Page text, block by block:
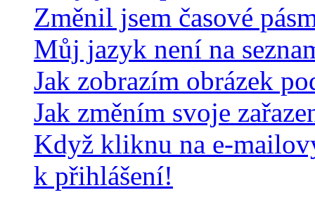
Změnil jsem časové
Můj jazyk není na
Jak zobrazím obrázek
Jak změním svoje
Když kliknu na e-
k přihlášení!